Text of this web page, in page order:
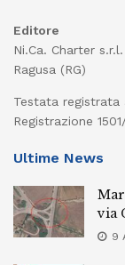
Editore
Ni.Ca. Charter
Ragusa (RG)
Testata registrata
Registrazione
Ultime News
via
9